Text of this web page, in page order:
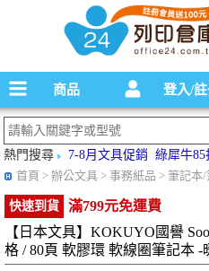
碳粉匣，墨水匣,原廠碳粉匣，副廠碳粉匣
倉庫線上購
商品 登入/
熱門搜尋 7-8月文具促銷 綠犀牛85
首頁 > 辦公文具 > 事務紙品 > 筆記本/
快速到貨
滿799元免運費
【日本文具】KOKUYO國譽
格 / 80頁 軟膠環 軟線圈筆記本 -